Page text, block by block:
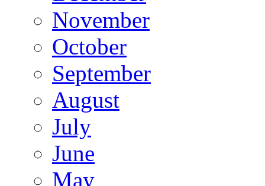
November
October
September
August
July
June
May